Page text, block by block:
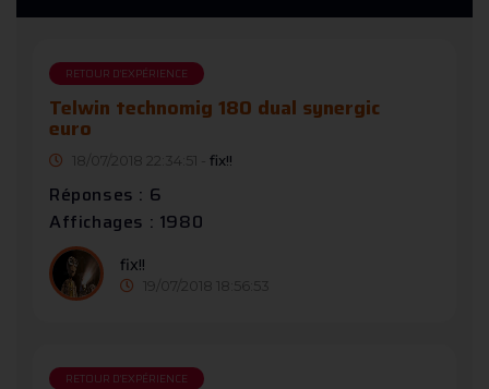
RETOUR D'EXPÉRIENCE
Telwin technomig 180 dual synergic
euro
18/07/2018 22:34:51 - fix!!
Réponses : 6
Affichages : 1980
fix!!
19/07/2018 18:56:53
RETOUR D'EXPÉRIENCE